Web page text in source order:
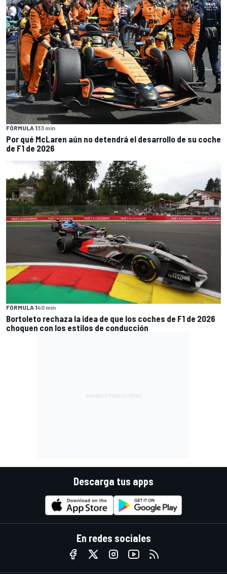
FÓRMULA 133 min
Por qué McLaren aún no detendrá el desarrollo de su coche
de F1 de 2026
FÓRMULA 140 min
Bortoleto rechaza la idea de que los coches de F1 de 2026
choquen con los estilos de conducción
Descarga tus apps
En redes sociales